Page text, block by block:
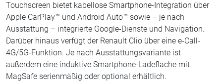
Touchscreen bietet kabellose Smartphone-Integration über
Apple CarPlay™ und Android Auto™ sowie – je nach
Ausstattung – integrierte Google-Dienste und Navigation.
Darüber hinaus verfügt der Renault Clio über eine e-Call-
4G/5G-Funktion. Je nach Ausstattungsvariante ist
außerdem eine induktive Smartphone-Ladefläche mit
MagSafe serienmäßig oder optional erhältlich.